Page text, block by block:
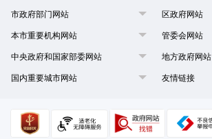
市政府部门网站 区政府网站
本市重要机构网站 管委会网站
中央政府和国家部委网站 地方政府网站
国内重要城市网站 友情链接